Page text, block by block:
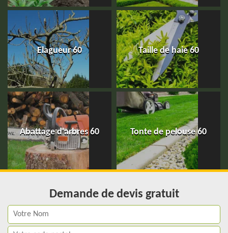
Elagueur 60 Taille de haie 60
Abattage d'arbres 60 Tonte de pelouse 60
Demande de devis gratuit